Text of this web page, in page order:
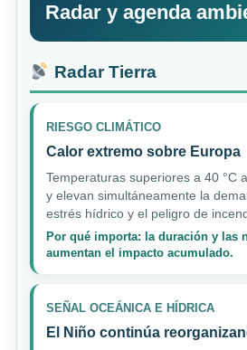
Radar y agenda
Radar Tierra
RIESGO CLIMÁTICO
Calor extremo sobre Europa
Temperaturas superiores a 40 °C
y elevan simultáneamente la
estrés hídrico y el peligro de
Por qué importa: la duración y las
aumentan el impacto acumulado.
SEÑAL OCEÁNICA E HÍDRICA
El Niño continúa